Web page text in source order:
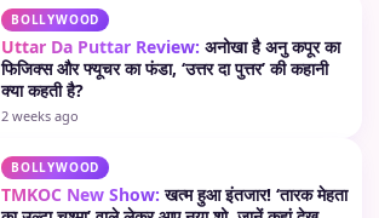
BOLLYWOOD
Uttar Da Puttar Review: अनोखा है अनु कपूर का
फिजिक्स और फ्यूचर का फंडा, ‘उत्तर दा पुत्तर’ की कहानी
क्या कहती है?
2 weeks ago
BOLLYWOOD
TMKOC New Show: खत्म हुआ इंतजार! ‘तारक मेहता